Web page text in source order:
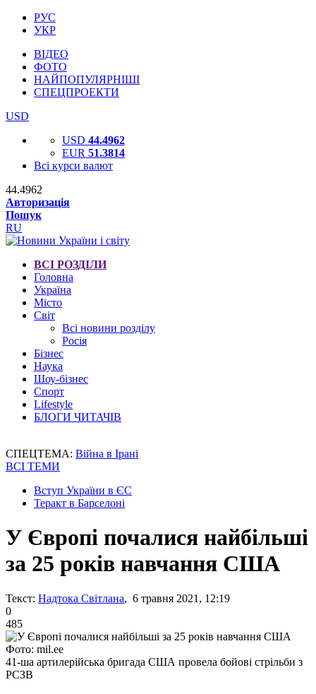
РУС
УКР
ВІДЕО
ФОТО
НАЙПОПУЛЯРНІШІ
СПЕЦПРОЕКТИ
USD
USD 44.4962
EUR 51.3814
Всі курси валют
44.4962
Авторизація
Пошук
RU
ВСІ РОЗДІЛИ
Головна
Україна
Місто
Світ
Всі новини розділу
Росія
Бізнес
Наука
Шоу-бізнес
Спорт
Lifestyle
БЛОГИ ЧИТАЧІВ
СПЕЦТЕМА: Війна в Ірані
ВСІ ТЕМИ
Вступ України в ЄС
Теракт в Барселоні
У Європі почалися найбільші
за 25 років навчання США
Текст: Надтока Світлана, 6 травня 2021, 12:19
0
485
Фото: mil.ee
41-ша артилерійська бригада США провела бойові стрільби з
РСЗВ